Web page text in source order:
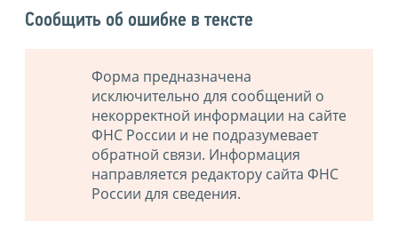
Сообщить об ошибке в тексте
Форма предназначена
исключительно для сообщений о
некорректной информации на сайте
ФНС России и не подразумевает
обратной связи. Информация
направляется редактору сайта ФНС
России для сведения.